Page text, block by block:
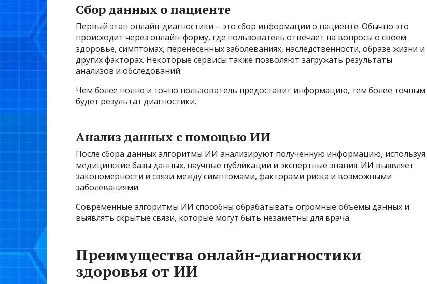
Сбор данных о пациенте
Первый этап онлайн-диагностики – это сбор информации о пациенте. Обычно это
происходит через онлайн-форму, где пользователь отвечает на вопросы о своем
здоровье, симптомах, перенесенных заболеваниях, наследственности, образе жизни и
других факторах. Некоторые сервисы также позволяют загружать результаты
анализов и обследований.
Чем более полно и точно пользователь предоставит информацию, тем более точным
будет результат диагностики.
Анализ данных с помощью ИИ
После сбора данных алгоритмы ИИ анализируют полученную информацию, используя
медицинские базы данных, научные публикации и экспертные знания. ИИ выявляет
закономерности и связи между симптомами, факторами риска и возможными
заболеваниями.
Современные алгоритмы ИИ способны обрабатывать огромные объемы данных и
выявлять скрытые связи, которые могут быть незаметны для врача.
Преимущества онлайн-диагностики
здоровья от ИИ